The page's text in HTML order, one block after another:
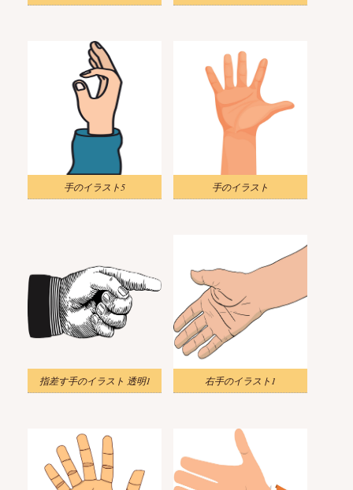
手のイラスト5 手のイラスト
指差す手のイラスト 透明1 右手のイラスト1